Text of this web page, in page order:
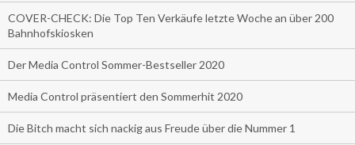
COVER-CHECK: Die Top Ten Verkäufe letzte Woche an über 200
Bahnhofskiosken
Der Media Control Sommer-Bestseller 2020
Media Control präsentiert den Sommerhit 2020
Die Bitch macht sich nackig aus Freude über die Nummer 1